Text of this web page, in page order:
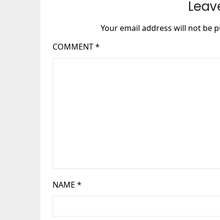
Your email address will not be
COMMENT*
NAME *